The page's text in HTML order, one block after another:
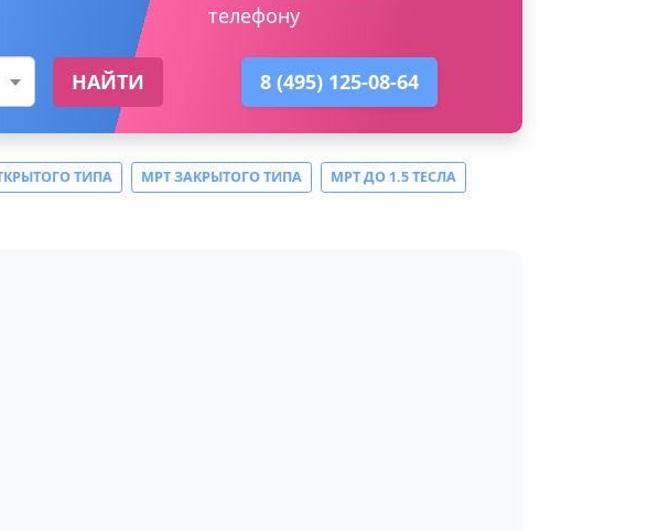
НАЙТИ
телефону
8 (495) 125-08-64
ТИПА МРТ ЗАКРЫТОГО ТИПА
МРТ ДО 1.5 ТЕСЛА